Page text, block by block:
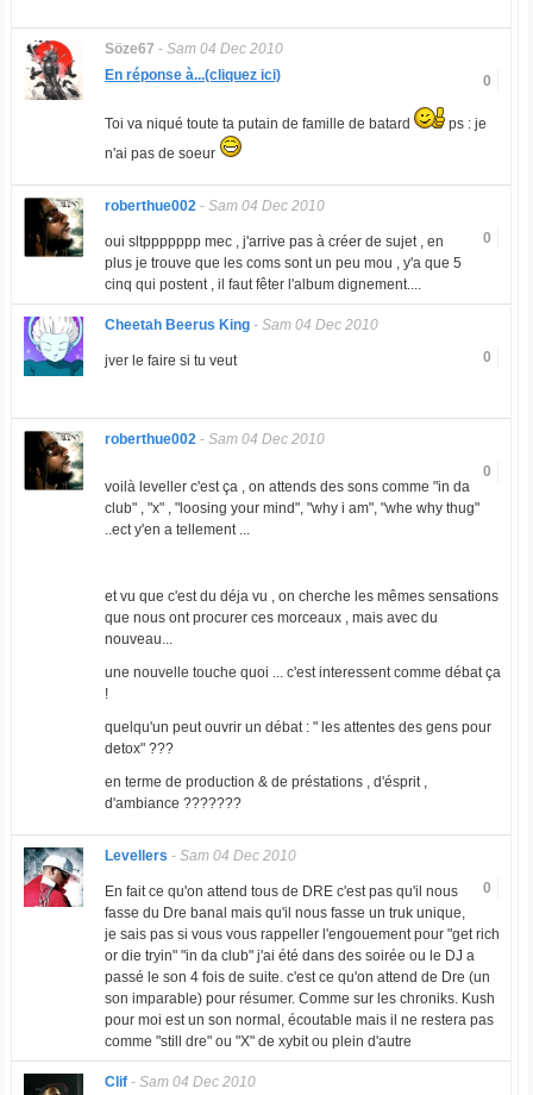
Söze67 - Sam 04 Dec 2010
0
En réponse à...(cliquez ici)
Toi va niqué toute ta putain de famille de batard
ps : je
n'ai pas de soeur
roberthue002- Sam 04 Dec 2010
0
oui sltppppppp mec , j'arrive pas à créer de sujet , en
plus je trouve que les coms sont un peu mou , y'a que 5
cinq qui postent , il faut fêter l'album dignement....
Cheetah Beerus King- Sam 04 Dec 2010
0
jver le faire si tu veut
roberthue002- Sam 04 Dec 2010
0
voilà leveller c'est ça , on attends des sons comme "in da
club" , "x" , "loosing your mind", "why i am", "whe why thug"
..ect y'en a tellement ...
et vu que c'est du déja vu , on cherche les mêmes sensations
que nous ont procurer ces morceaux , mais avec du
nouveau...
une nouvelle touche quoi ... c'est interessent comme débat ça
!
quelqu'un peut ouvrir un débat : " les attentes des gens pour
detox" ???
en terme de production & de préstations , d'ésprit ,
d'ambiance ???????
Levellers - Sam 04 Dec 2010
0
En fait ce qu'on attend tous de DRE c'est pas qu'il nous
fasse du Dre banal mais qu'il nous fasse un truk unique,
je sais pas si vous vous rappeller l'engouement pour "get rich
or die tryin" "in da club" j'ai été dans des soirée ou le DJ a
passé le son 4 fois de suite. c'est ce qu'on attend de Dre (un
son imparable) pour résumer. Comme sur les chroniks. Kush
pour moi est un son normal, écoutable mais il ne restera pas
comme "still dre" ou "X" de xybit ou plein d'autre
Clif- Sam 04 Dec 2010